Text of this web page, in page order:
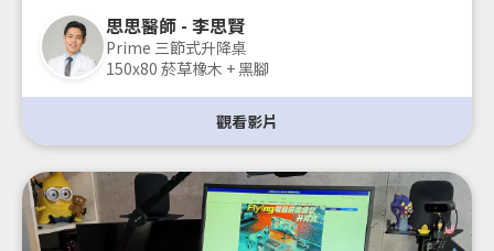
思思醫師 - 李思賢
Prime 三節式升降桌
150x80 菸草橡木 + 黑腳
觀看影片